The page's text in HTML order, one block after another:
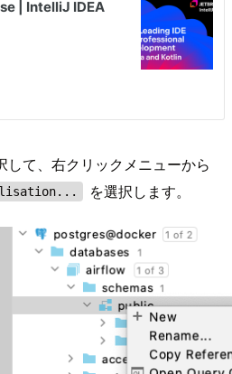
して、右クリックメニューから
を選択します。